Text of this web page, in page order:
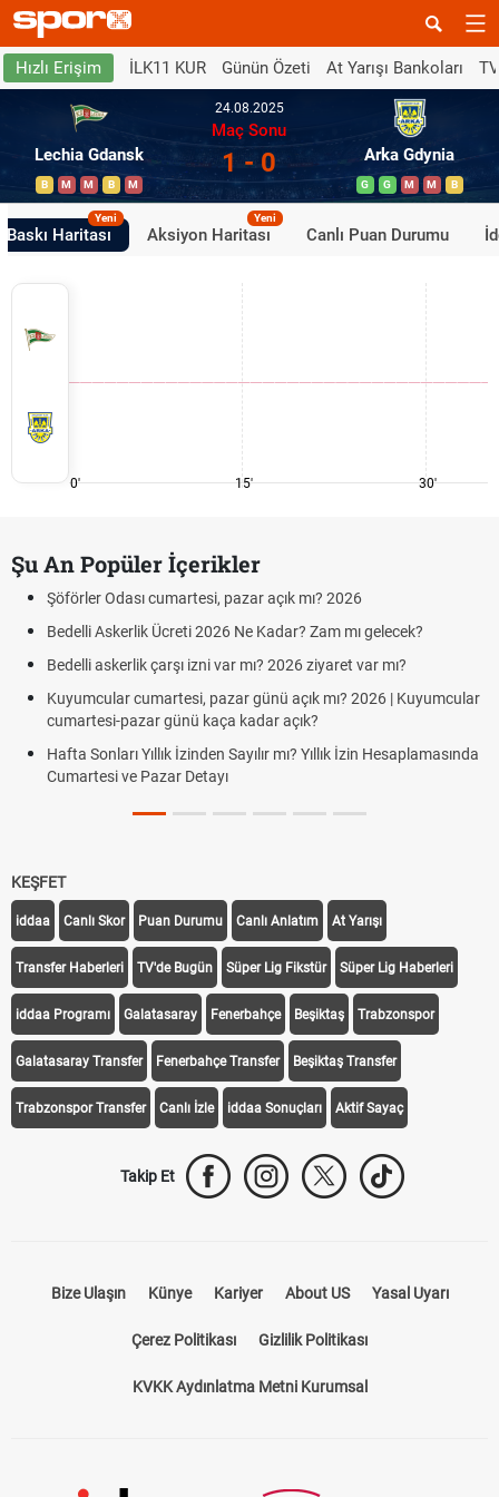
Hızlı Erişim İLK11 KUR Günün Özeti At Yarışı Bankoları
Lechia Gdansk
B M M B M
24.08.2025
Maç Sonu
1 - 0 Arka Gdynia
G G M M B
Baskı Haritası
Yeni
Aksiyon Haritası
Yeni
Canlı Puan Durumu
0' 15' 30'
Şu An Popüler İçerikler
Şöförler Odası cumartesi, pazar açık mı? 2026
Bedelli Askerlik Ücreti 2026 Ne Kadar? Zam mı gelecek?
Bedelli askerlik çarşı izni var mı? 2026 ziyaret var mı?
Kuyumcular cumartesi, pazar günü açık mı? 2026 | Kuyumcular
cumartesi-pazar günü kaça kadar açık?
Hafta Sonları Yıllık İzinden Sayılır mı? Yıllık İzin Hesaplamasında
Cumartesi ve Pazar Detayı
KEŞFET
iddaa Canlı Skor Puan Durumu Canlı Anlatım At Yarışı
Transfer Haberleri TV'de Bugün Süper Lig Fikstür Süper Lig Haberleri
iddaa Programı Galatasaray Fenerbahçe Beşiktaş Trabzonspor
Galatasaray Transfer Fenerbahçe Transfer Beşiktaş Transfer
Trabzonspor Transfer Canlı İzle iddaa Sonuçları Aktif Sayaç
Takip Et
Bize Ulaşın Künye Kariyer About US Yasal Uyarı
Çerez Politikası Gizlilik Politikası
KVKK Aydınlatma Metni Kurumsal